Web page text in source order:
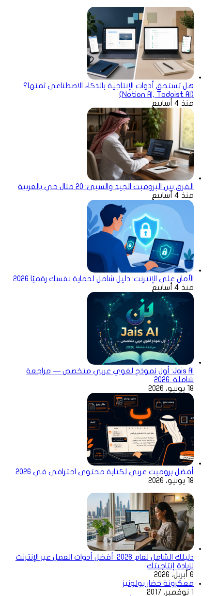
هل تستحق أدوات الإنتاجية بالذكاء الاصطناعي ثمنها؟
(Notion AI, Todoist AI)
منذ 4 أسابيع
الفرق بين البرومبت الجيد والسيئ: 20 مثال حي بالعربية
منذ 4 أسابيع
الأمان على الإنترنت: دليل شامل لحماية نفسك رقميًا 2026
منذ 4 أسابيع
Jais AI: أول نموذج لغوي عربي متخصص — مراجعة
شاملة .2026
18 يونيو، 2026
أفضل برومبت عربي لكتابة محتوى احترافي في 2026
18 يونيو، 2026
دليلك الشامل لعام 2026: أفضل أدوات العمل عبر الإنترنت
لزيادة إنتاجيتك
6 أبريل، 2026
معكرونة خضار بولونيز
1 نوفمبر، 2017